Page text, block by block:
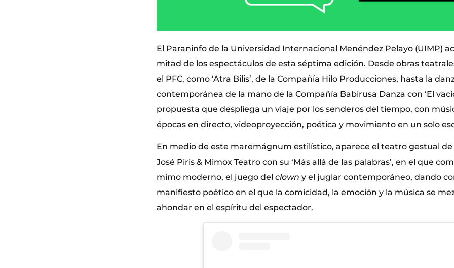
El Paraninfo de la Universidad Internacional Menéndez Pelayo (UIMP)
mitad de los espectáculos de esta séptima edición. Desde obras
el PFC, como ‘Atra Bilis’, de la Compañía Hilo Producciones, hasta la
contemporánea de la mano de la Compañía Babirusa Danza con ‘El
propuesta que despliega un viaje por los senderos del tiempo, con
épocas en directo, videoproyección, poética y movimiento en un solo
En medio de este maremágnum estilístico, aparece el teatro gestual
José Piris & Mimox Teatro con su ‘Más allá de las palabras’, en el que
mimo moderno, el juego del clown y el juglar contemporáneo, dando
manifiesto poético en el que la comicidad, la emoción y la música se
ahondar en el espíritu del espectador.